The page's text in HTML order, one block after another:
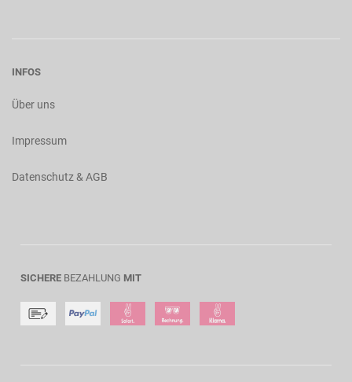
INFOS
Über uns
Impressum
Datenschutz & AGB
SICHERE BEZAHLUNG MIT